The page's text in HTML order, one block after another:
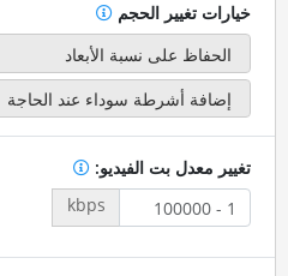
خيارات تغيير الحجم
تغيير معدل بت الفيديو:
kbps